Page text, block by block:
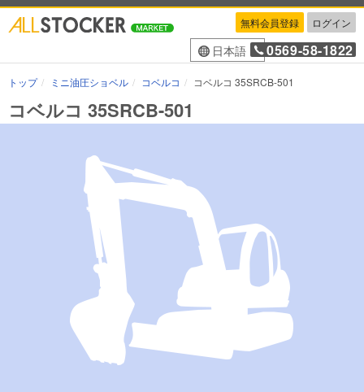
無料会員登録 ログイン
日本語 0569-58-1822
トップ ミニ油圧ショベル コベルコ コベルコ 35SRCB-501
コベルコ 35SRCB-501